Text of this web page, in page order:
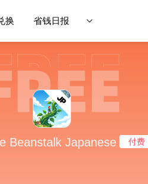
换 省钱日报
Beanstalk Japanese 付费